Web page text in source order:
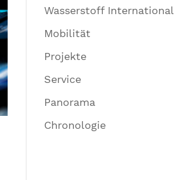
Wasserstoff International
Mobilität
Projekte
Service
Panorama
Chronologie